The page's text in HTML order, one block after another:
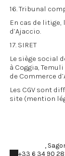
16. Tribunal
En cas de
d’Ajaccio.
17. SIRET
Le siège social
à Coggia,
de Commerce
Les CGV sont
site (mention
,
+33 6 34 90 28